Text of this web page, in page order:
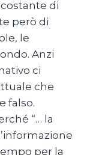
di
però di
le
Anzi
ci
che
falso.
“… la
per la